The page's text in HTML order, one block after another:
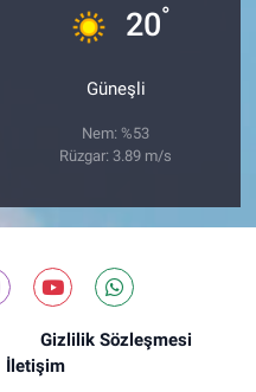
20°
Güneşli
Nem: %53
Rüzgar: 3.89 m/s
Gizlilik Sözleşmesi
İletişim